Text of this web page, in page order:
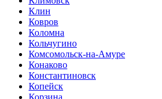
Клин
Ковров
Коломна
Кольчугино
Комсомольск-на-Амуре
Конаково
Константиновск
Копейск
Корзина